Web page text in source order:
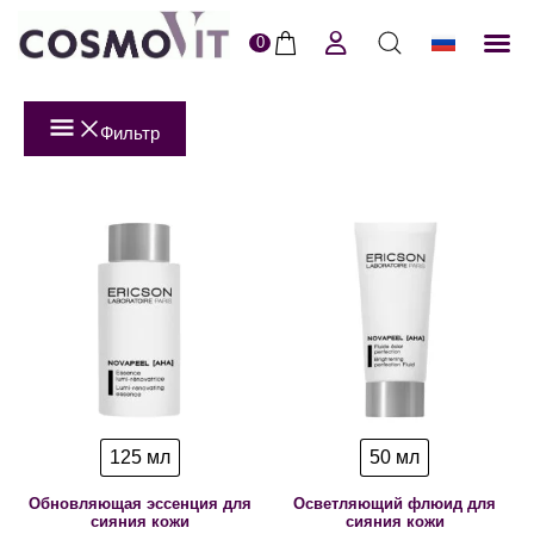
0
Фильтр
125 мл
Обновляющая эссенция для
сияния кожи
50 мл
Осветляющий флюид для
сияния кожи